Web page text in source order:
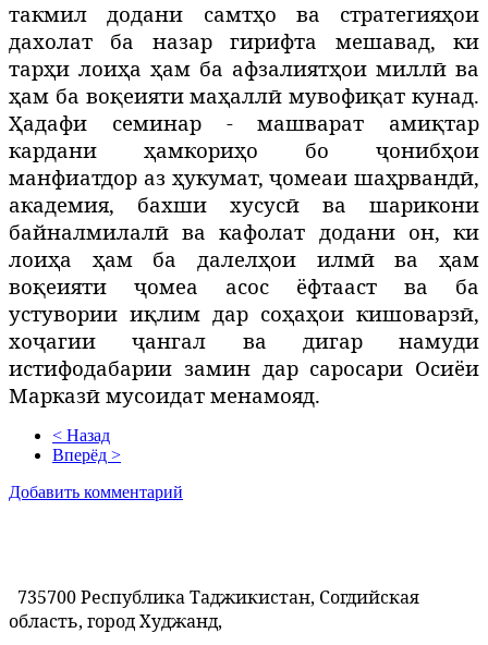
такмил додани самтҳо ва стратегияҳои
дахолат ба назар гирифта мешавад, ки
тарҳи лоиҳа ҳам ба афзалиятҳои миллӣ ва
ҳам ба воқеияти маҳаллӣ мувофиқат кунад.
Ҳадафи семинар - машварат амиқтар
кардани ҳамкориҳо бо ҷонибҳои
манфиатдор аз ҳукумат, ҷомеаи шаҳрвандӣ,
академия, бахши хусусӣ ва шарикони
байналмилалӣ ва кафолат додани он, ки
лоиҳа ҳам ба далелҳои илмӣ ва ҳам
воқеияти ҷомеа асос ёфтааст ва ба
устувории иқлим дар соҳаҳои кишоварзӣ,
хоҷагии ҷангал ва дигар намуди
истифодабарии замин дар саросари Осиёи
Марказӣ мусоидат менамояд.
< Назад
Вперёд >
Добавить комментарий
735700 Республика Таджикистан, Согдийская
область, город Худжанд,